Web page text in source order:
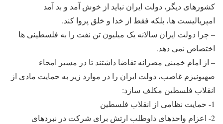
کشورهای دیگر، دولت ایران نباید از خوش آمد و بد آمد
امپریالیست ها، بلکه فقط از خدا و خلق پروا کند.
– چرا دولت ایران سالانه یک میلیون تن نفت را به فلسطینی ها
اختصاص نمی دهد.
– از امام خمینی مصرانه تقاضا داشتند تا در مسیر امحاء
صهیونیزم غاصب، دولت ایران را در موارد زیر به حمایت مادی از
انقلاب فلسطین مکلف سازد:
1- حمایت نظامی از انقلاب فلسطین
2- اعزام واحدهای داوطلب ارتش برای شرکت در نبردهای